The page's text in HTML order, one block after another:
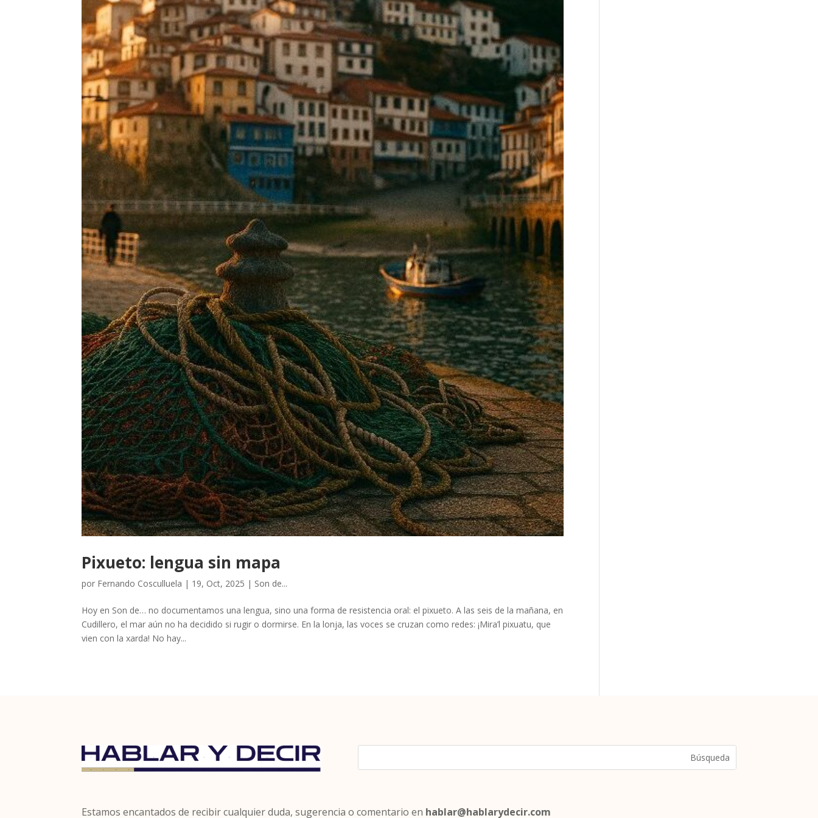
Pixueto: lengua sin mapa
por Fernando Cosculluela | 19, Oct, 2025 | Son de...
Hoy en Son de… no documentamos una lengua, sino una forma de resistencia oral: el pixueto. A las seis de la mañana, en
Cudillero, el mar aún no ha decidido si rugir o dormirse. En la lonja, las voces se cruzan como redes: ¡Mira’l pixuatu, que
vien con la xarda! No hay...
Estamos encantados de recibir cualquier duda, sugerencia o comentario en hablar@hablarydecir.com